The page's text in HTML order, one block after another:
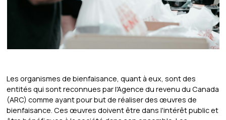
Les organismes de bienfaisance, quant à eux, sont des
entités qui sont reconnues par l'Agence du revenu du Canada
(ARC) comme ayant pour but de réaliser des œuvres de
bienfaisance. Ces œuvres doivent être dans l'intérêt public et